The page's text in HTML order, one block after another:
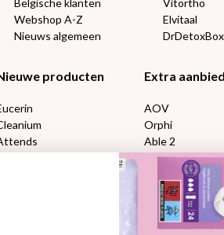
Belgische klanten
Webshop A-Z
Nieuws algemeen
Vitortho
Elvitaal
DrDetoxBox
producten Extra
AOV
Orphi
Able 2
Florame
Proviform
Etos